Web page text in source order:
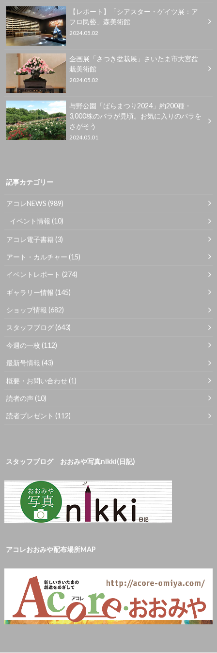
【レポート】「シアスター・ゲイツ展：ア
フロ民藝」森美術館
2024.05.02
企画展「さつき盆栽展」さいたま市大宮盆
栽美術館
2024.05.02
与野公園「ばらまつり2024」約200種・
3,000株のバラが見頃。お気に入りのバラを
さがそう
2024.05.01
記事カテゴリー
アコレNEWS (989)
イベント情報 (10)
アコレ電子書籍 (3)
アート・カルチャー (15)
イベントレポート (274)
ギャラリー情報 (145)
ショップ情報 (682)
スタッフブログ (643)
今週の一枚 (112)
最新号情報 (43)
概要・お問い合わせ (1)
読者の声 (10)
読者プレゼント (112)
スタッフブログ おおみや写真nikki(日記)
アコレおおみや配布場所MAP